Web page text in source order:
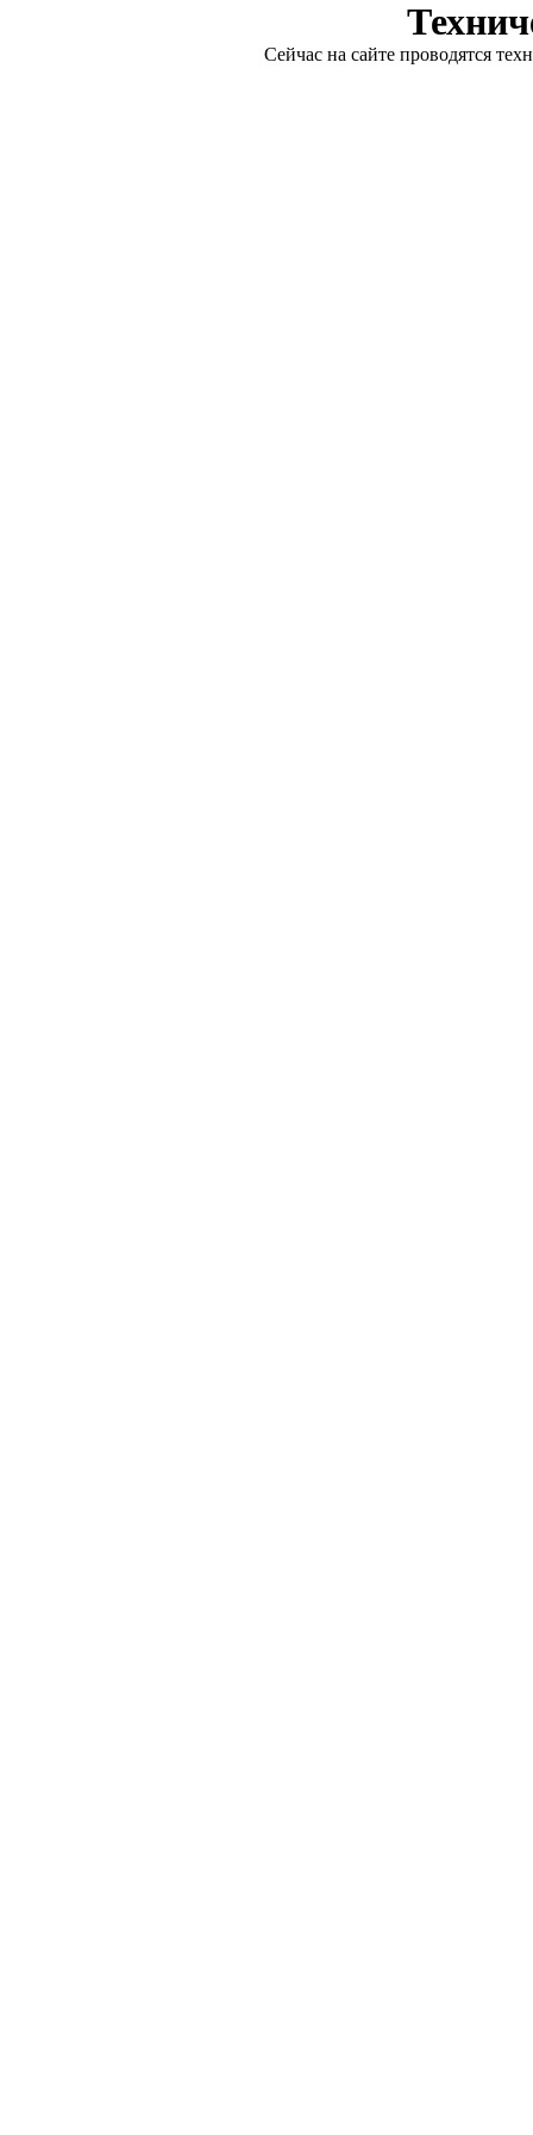
Сейчас на сайте проводятся